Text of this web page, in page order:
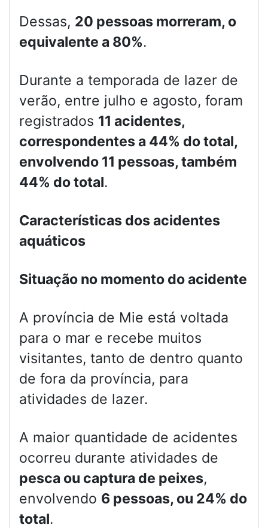
Dessas, 20 pessoas morreram, o
equivalente a 80%.
Durante a temporada de lazer de
verão, entre julho e agosto, foram
registrados 11 acidentes,
correspondentes a 44% do total,
envolvendo 11 pessoas, também
44% do total.
Características dos acidentes
aquáticos
Situação no momento do acidente
A província de Mie está voltada
para o mar e recebe muitos
visitantes, tanto de dentro quanto
de fora da província, para
atividades de lazer.
A maior quantidade de acidentes
ocorreu durante atividades de
pesca ou captura de peixes,
envolvendo 6 pessoas, ou 24% do
total.